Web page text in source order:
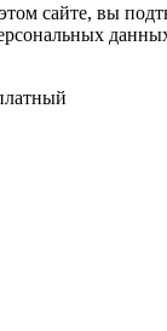
сайте, вы